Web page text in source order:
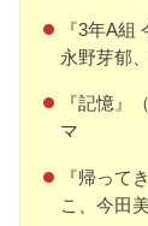
『3年A組
永野芽郁
『記憶』
マ
『帰って
こ、今田